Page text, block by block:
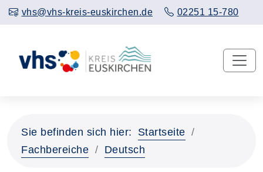
vhs@vhs-kreis-euskirchen.de 02251 15-780
Sie befinden sich hier:
Startseite
Fachbereiche
Deutsch